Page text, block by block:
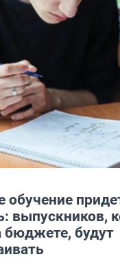
обучение
выпускников,
бюджете, будут